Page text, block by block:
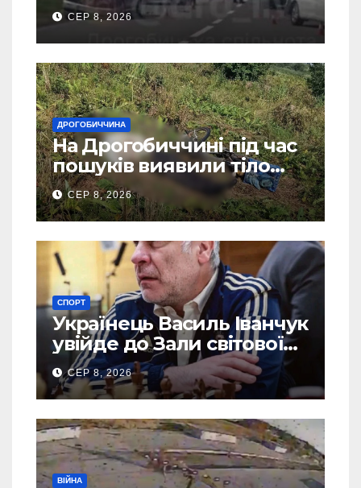
СЕР 8, 2026
ДРОГОБИЧЧИНА
На Дрогобиччині під час
пошуків виявили тіло
зниклого чоловіка
СЕР 8, 2026
СПОРТ
Українець Василь Іванчук
увійде до Зали світової
шахової слави
СЕР 8, 2026
ВІЙНА